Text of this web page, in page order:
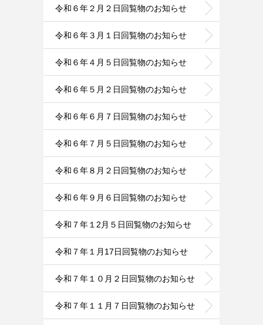
令和６年２月２日回覧物のお知らせ
令和６年３月１日回覧物のお知らせ
令和６年４月５日回覧物のお知らせ
令和６年５月２日回覧物のお知らせ
令和６年６月７日回覧物のお知らせ
令和６年７月５日回覧物のお知らせ
令和６年８月２日回覧物のお知らせ
令和６年９月６日回覧物のお知らせ
令和７年１2月５日回覧物のお知らせ
令和７年１月17日回覧物のお知らせ
令和７年１０月２日回覧物のお知らせ
令和７年１１月７日回覧物のお知らせ